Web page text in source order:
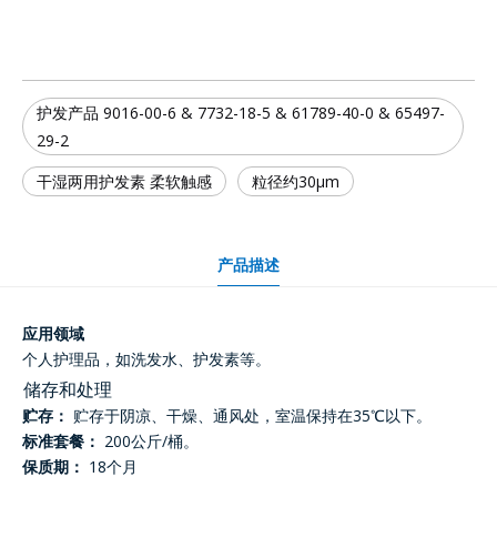
护发产品 9016-00-6 & 7732-18-5 & 61789-40-0 & 65497-
29-2
干湿两用护发素 柔软触感
粒径约30μm
产品描述
应用领域
个人护理品，如洗发水、护发素等。
储存和处理
贮存： 贮存于阴凉、干燥、通风处，室温保持在35℃以下。
标准套餐： 200公斤/桶。
保质期： 18个月